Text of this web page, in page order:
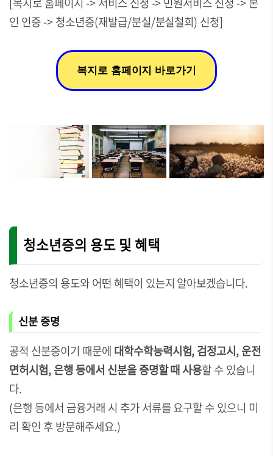
인 인증 -> 청소년증(재발급/분실/분실철회) 신청]
복지로 홈페이지 바로가기
청소년증의 용도 및 혜택
청소년증의 용도와 어떤 혜택이 있는지 알아보겠습니다.
신분 증명
공적 신분증이기 때문에 대학수학능력시험, 검정고시, 운전
면허시험, 은행 등에서 신분을 증명할 때 사용할 수 있습니
다.
(은행 등에서 금융거래 시 추가 서류를 요구할 수 있으니 미
리 확인 후 방문해주세요.)